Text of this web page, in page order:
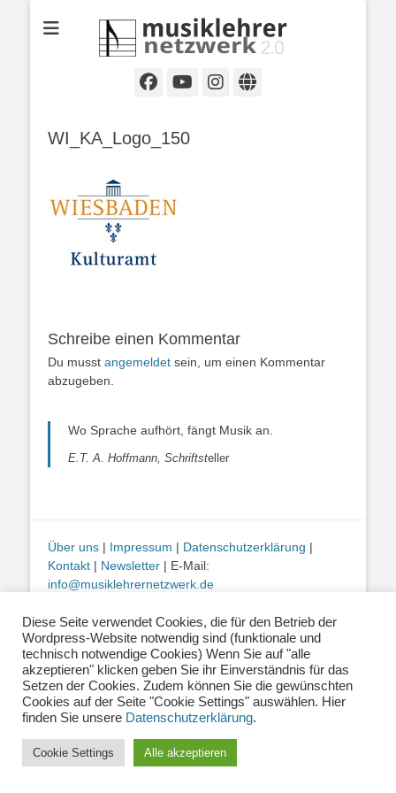
Selbständige Musikpädagoginnen und Musikpädagogen in
Wiesbaden
Facebook
YouTube
Instagram
Website
WI_KA_Logo_150
Schreibe einen Kommentar
Du musst angemeldet sein, um einen Kommentar
abzugeben.
Wo Sprache aufhört, fängt Musik an.
E.T. A. Hoffmann, Schriftsteller
Über uns | Impressum | Datenschutzerklärung |
Kontakt | Newsletter | E-Mail:
info@musiklehrernetzwerk.de
Fotos auf dieser Website siehe Impressum
Copyright © 2026Musiklehrernetzwerk 2.0. Alle Rechte vorbehalten.
Catch Base vonCatch Themes
Diese Seite verwendet Cookies, die für den Betrieb der
Wordpress-Website notwendig sind (funktionale und
technisch notwendige Cookies) Wenn Sie auf "alle
akzeptieren" klicken geben Sie ihr Einverständnis für das
Setzen der Cookies. Zudem können Sie die gewünschten
Cookies auf der Seite "Cookie Settings" auswählen. Hier
finden Sie unsere Datenschutzerklärung.
Cookie Settings Alle akzeptieren